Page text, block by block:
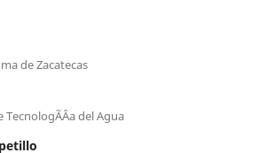
de Zacatecas
del Agua